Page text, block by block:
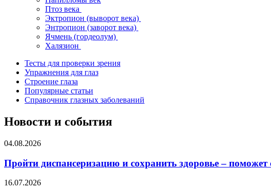
Птоз века
Эктропион (выворот века)
Энтропион (заворот века)
Ячмень (гордеолум)
Халязион
Тесты для проверки зрения
Упражнения для глаз
Строение глаза
Популярные статьи
Справочник глазных заболеваний
Новости и события
04.08.2026
Пройти диспансеризацию и сохранить здоровье –
16.07.2026